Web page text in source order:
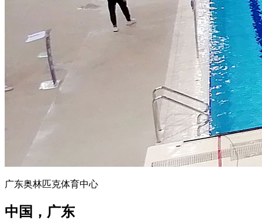
广东奥林匹克体育中心
中国，广东